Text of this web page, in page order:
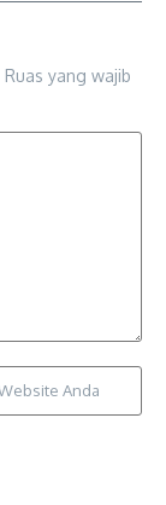
Ruas yang wajib